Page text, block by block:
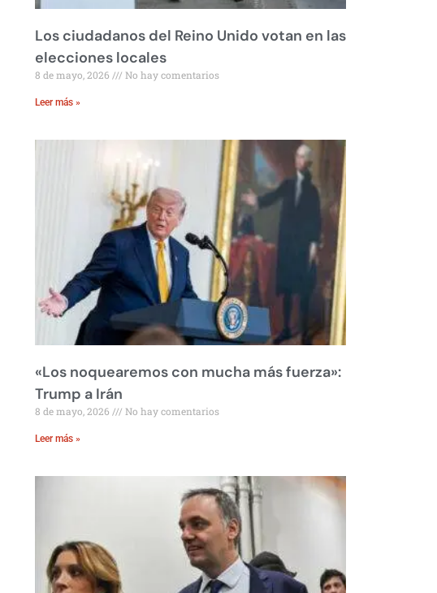
Los ciudadanos del Reino Unido votan en las
elecciones locales
8 de mayo, 2026 No hay comentarios
Leer más »
«Los noquearemos con mucha más fuerza»:
Trump a Irán
8 de mayo, 2026 No hay comentarios
Leer más »